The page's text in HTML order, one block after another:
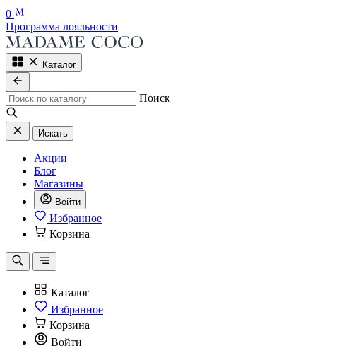
0
Программа лояльности
Каталог
Поиск
Искать
Акции
Блог
Магазины
Войти
Избранное
Корзина
Каталог
Избранное
Корзина
Войти